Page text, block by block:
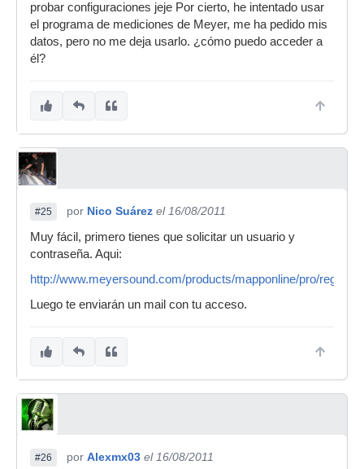
probar configuraciones jeje Por cierto, he intentado usar
el programa de mediciones de Meyer, me ha pedido mis
datos, pero no me deja usarlo. ¿cómo puedo acceder a
él?
#25 por Nico Suárez el 16/08/2011
Muy fácil, primero tienes que solicitar un usuario y
contraseña. Aqui:
http://www.meyersound.com/products/mapponline/pro/
Luego te enviarán un mail con tu acceso.
#26 por Alexmx03 el 16/08/2011